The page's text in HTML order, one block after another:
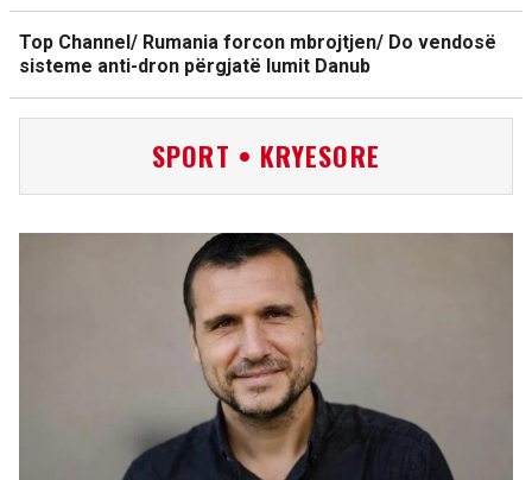
Top Channel/ Rumania forcon mbrojtjen/ Do vendosë
sisteme anti-dron përgjatë lumit Danub
SPORT • KRYESORE